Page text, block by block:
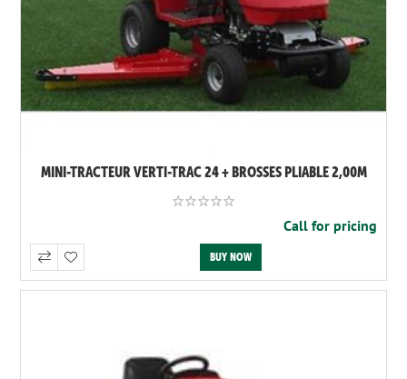
MINI-TRACTEUR VERTI-TRAC 24 + BROSSES PLIABLE 2,00M
Call for pricing